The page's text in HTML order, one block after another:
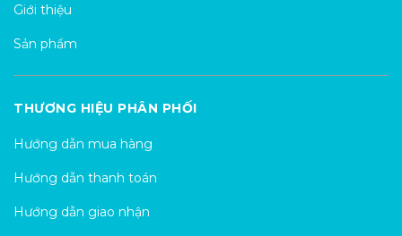
Giới thiệu
Sản phẩm
THƯƠNG HIỆU PHÂN PHỐI
Hướng dẫn mua hàng
Hướng dẫn thanh toán
Hướng dẫn giao nhận